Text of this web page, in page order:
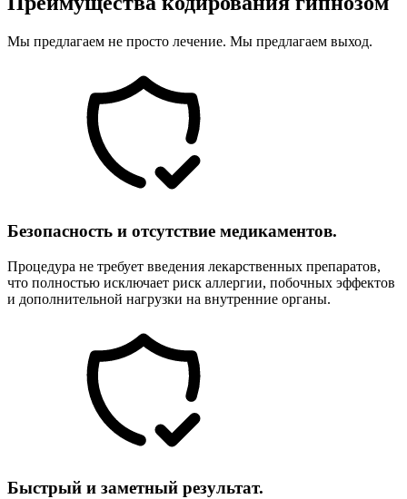
Мы предлагаем не просто лечение. Мы предлагаем выход.
Безопасность и отсутствие медикаментов.
Процедура не требует введения лекарственных препаратов,
что полностью исключает риск аллергии, побочных эффектов
и дополнительной нагрузки на внутренние органы.
Быстрый и заметный результат.